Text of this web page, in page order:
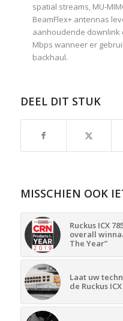
spatial streams, MU-
BeamFlex+ antennas
aanhoudende downlink
Mbps wanneer er
backhaul.
DEEL DIT STUK
MISSCHIEN OOK
Ruckus ICX
overall
The Year”
Laat uw
de Ruckus